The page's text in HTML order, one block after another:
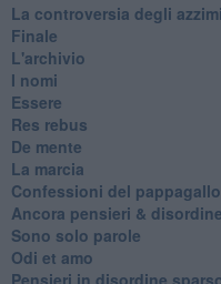
La controversia degli azzimi
Finale
L'archivio
I nomi
Essere
Res rebus
De mente
La marcia
Confessioni del pappagallo
Ancora pensieri & disordine
Sono solo parole
Odi et amo
Pensieri in disordine